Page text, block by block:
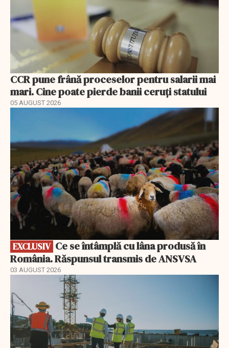
CCR pune frână proceselor pentru salarii mai
mari. Cine poate pierde banii ceruți statului
05 AUGUST 2026
EXCLUSIV
România. Răspunsul transmis de ANSVSA
03 AUGUST 2026